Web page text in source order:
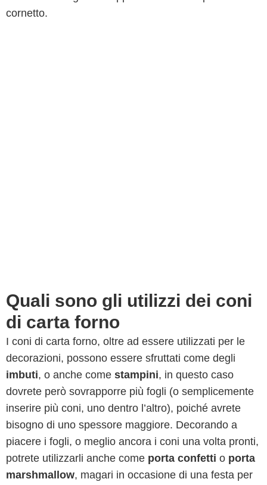
cornetto.
Quali sono gli utilizzi dei coni
di carta forno
I coni di carta forno, oltre ad essere utilizzati per le
decorazioni, possono essere sfruttati come degli
imbuti, o anche come stampini, in questo caso
dovrete però sovrapporre più fogli (o semplicemente
inserire più coni, uno dentro l’altro), poiché avrete
bisogno di uno spessore maggiore. Decorando a
piacere i fogli, o meglio ancora i coni una volta pronti,
potrete utilizzarli anche come porta confetti o porta
marshmallow, magari in occasione di una festa per